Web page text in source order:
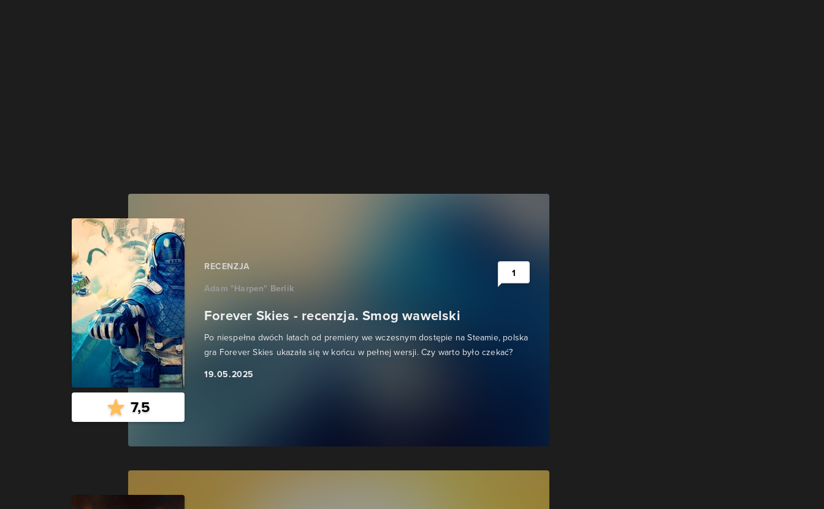
7,5
RECENZJA
Adam "Harpen" Berlik
Forever Skies - recenzja. Smog wawelski
Po niespełna dwóch latach od premiery we wczesnym dostępie na Steamie, polska
gra Forever Skies ukazała się w końcu w pełnej wersji. Czy warto było czekać?
19.05.2025
1